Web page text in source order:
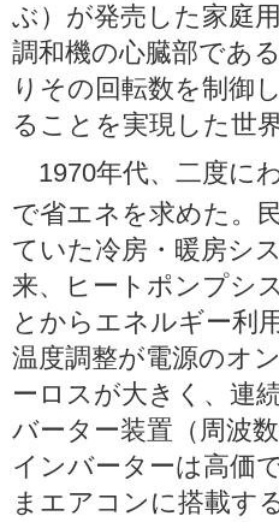
ぶ）が発売した家庭
調和機の心臓部であ
りその回転数を制御
ることを実現した世
1970年代、二度に
で省エネを求めた。
ていた冷房・暖房シ
来、ヒートポンプシ
とからエネルギー利
温度調整が電源のオ
ーロスが大きく、連
バーター装置（周波
インバーターは高価
まエアコンに搭載す